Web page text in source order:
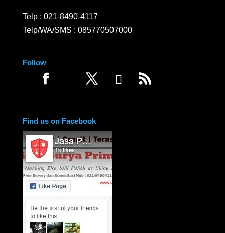
Telp : 021-8490-4117
Telp/WA/SMS : 085770507000
Follow
Find us on Facebook